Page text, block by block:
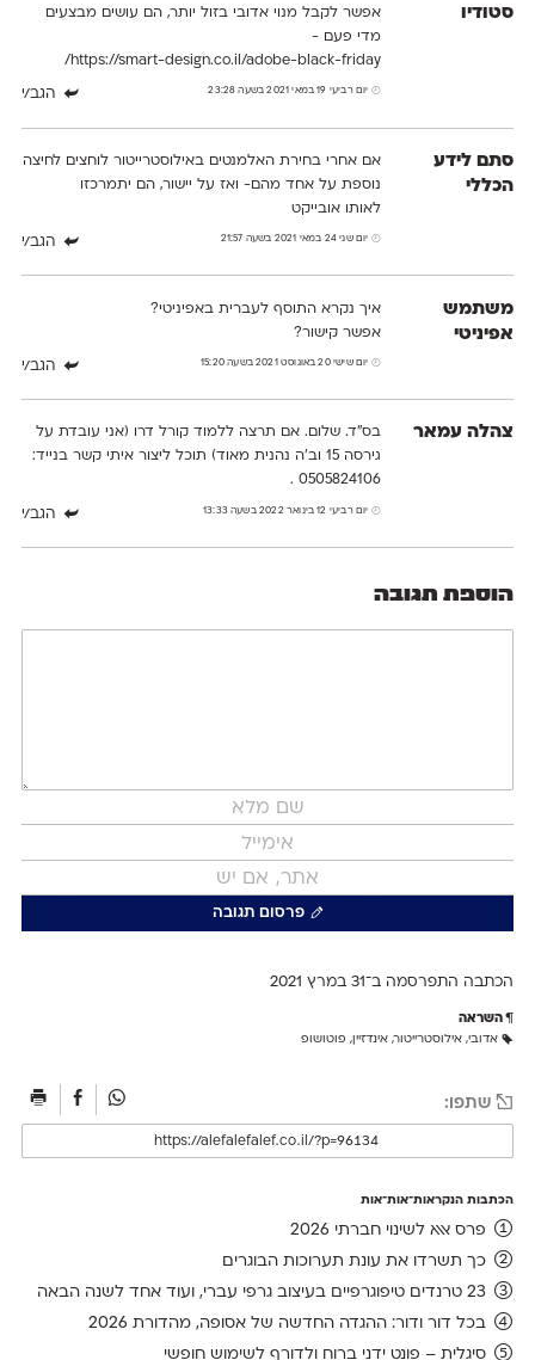
סטודיו
אפשר לקבל מנוי אדובי בזול יותר, הם עושים מבצעים
מדי פעם -
https://smart-design.co.il/adobe-black-friday/
יום רביעי 19 במאי 2021 בשעה 23:28 הגב/י
סתם לידע
הכללי
אם אחרי בחירת האלמנטים באילוסטרייטור לוחצים לחיצה
נוספת על אחד מהם- ואז על יישור, הם יתמרכזו
לאותו אובייקט
יום שני 24 במאי 2021 בשעה 21:57 הגב/י
משתמש
אפיניטי
איך נקרא התוסף לעברית באפיניטי?
אפשר קישור?
יום שישי 20 באוגוסט 2021 בשעה 15:20 הגב/י
צהלה עמאר
בס״ד. שלום. אם תרצה ללמוד קורל דרו (אני עובדת על
גירסה 15 וב׳ה נהנית מאוד) תוכל ליצור איתי קשר בנייד:
0505824106 .
יום רביעי 12 בינואר 2022 בשעה 13:33 הגב/י
הוספת תגובה
פרסום תגובה
הכתבה התפרסמה ב־31 ב מרץ 2021
השראה
אדובי, אילוסטרייטור, אינדזיין , פוטושופ
שתפו:
הכתבות הנקראות־אות־אות
פרס אאא לשינוי חברתי 2026
כך תשרדו את עונת תערוכות הבוגרים
23 טרנדים טיפוגרפיים בעיצוב גרפי עברי, ועוד אחד לשנה הבאה
בכל דור ודור: ההגדה החדשה של אסופה, מהדורת 2026
סיגלית – פונט ידני ברוח ולדורף לשימוש חופשי